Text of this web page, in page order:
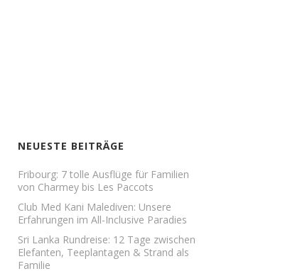
NEUESTE BEITRÄGE
Fribourg: 7 tolle Ausflüge für Familien
von Charmey bis Les Paccots
Club Med Kani Malediven: Unsere
Erfahrungen im All-Inclusive Paradies
Sri Lanka Rundreise: 12 Tage zwischen
Elefanten, Teeplantagen & Strand als
Familie